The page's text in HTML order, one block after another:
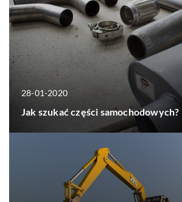
28-01-2020
Jak szukać części samochodowych?